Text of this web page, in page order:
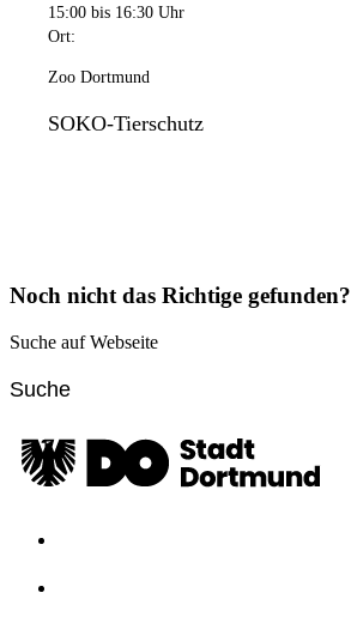
15:00 bis 16:30 Uhr
Ort:
Zoo Dortmund
SOKO-Tierschutz
Noch nicht das Richtige gefunden?
Suche auf Webseite